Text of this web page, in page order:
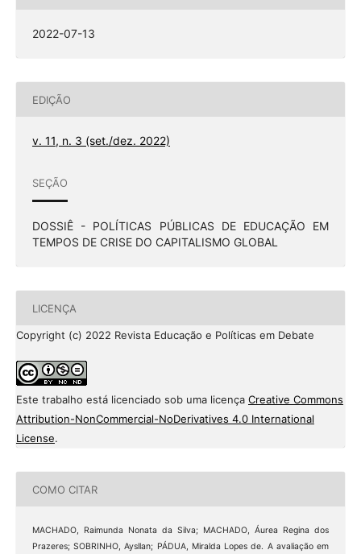
2022-07-13
EDIÇÃO
v. 11, n. 3 (set./dez. 2022)
SEÇÃO
DOSSIÊ - POLÍTICAS PÚBLICAS DE EDUCAÇÃO EM
TEMPOS DE CRISE DO CAPITALISMO GLOBAL
LICENÇA
Copyright (c) 2022 Revista Educação e Políticas em Debate
Este trabalho está licenciado sob uma licença Creative Commons
Attribution-NonCommercial-NoDerivatives 4.0 International
License.
COMO CITAR
MACHADO, Raimunda Nonata da Silva; MACHADO, Áurea Regina dos
Prazeres; SOBRINHO, Aysllan; PÁDUA, Miralda Lopes de. A avaliação em